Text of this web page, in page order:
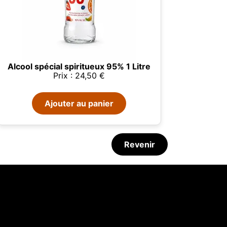
Alcool spécial spiritueux 95% 1 Litre
Prix : 24,50 €
Ajouter au panier
Revenir